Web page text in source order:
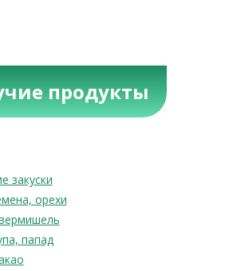
продукты
закуски
орехи
папад